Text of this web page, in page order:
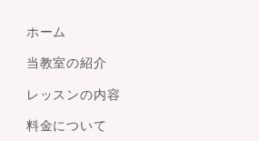
ホーム
当教室の紹介
レッスンの内容
料金について